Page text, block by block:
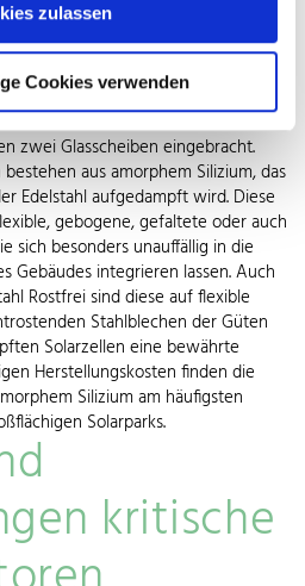
zulassen
Cookies verwenden
Arten von PV-Modulen
lassen keinen Wunsch
Homogenität der Optik oder
werden millimeterdünne
zwei Folien, zwischen Glas und
zwei Glasscheiben eingebracht.
aus amorphem Silizium, das
Edelstahl aufgedampft wird. Diese
gebogene, gefaltete oder auch
sich besonders unauffällig in die
Gebäudes integrieren lassen. Auch
Rostfrei sind diese auf flexible
Stahlblechen der Güten
Solarzellen eine bewährte
Herstellungskosten finden die
Silizium am häufigsten
Solarparks.
kritische